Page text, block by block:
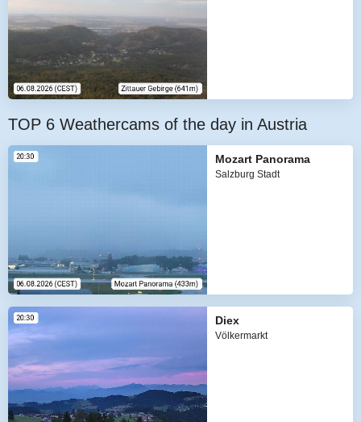
TOP 6 Weathercams of the day in Austria
Mozart Panorama
Salzburg Stadt
Diex
Völkermarkt